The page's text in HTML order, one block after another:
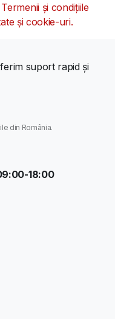
Termenii și condițiile
și cookie-uri.
suport rapid și
din România.
18:00